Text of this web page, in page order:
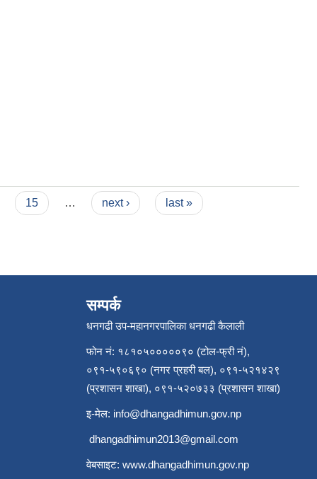
15 … next › last »
सम्पर्क
धनगढी उप-महानगरपालिका धनगढी कैलाली
फोन नं: १८१०५०००००९० (टोल-फ्री नं),
०९१-५९०६९० (नगर प्रहरी बल), ०९१-५२१४२९
(प्रशासन शाखा), ०९१-५२०७३३ (प्रशासन शाखा)
इ-मेल: info@dhangadhimun.gov.np
dhangadhimun2013@gmail.com
वेबसाइट: www.dhangadhimun.gov.np